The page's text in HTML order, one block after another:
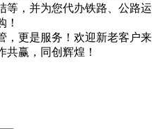
等，并为您代办铁路、公路运
！
，更是服务！欢迎新老客户来
共赢，同创辉煌！